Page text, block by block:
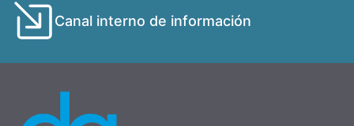
Canal interno de información